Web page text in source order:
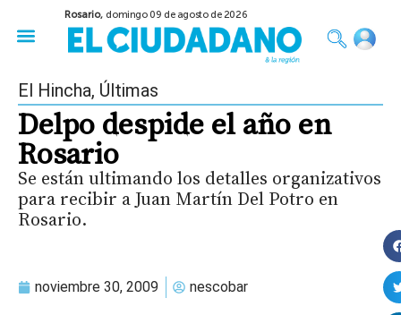
Rosario, domingo 09 de agosto de 2026
El Hincha, Últimas
Delpo despide el año en
Rosario
Se están ultimando los detalles organizativos
para recibir a Juan Martín Del Potro en
Rosario.
noviembre 30, 2009 nescobar